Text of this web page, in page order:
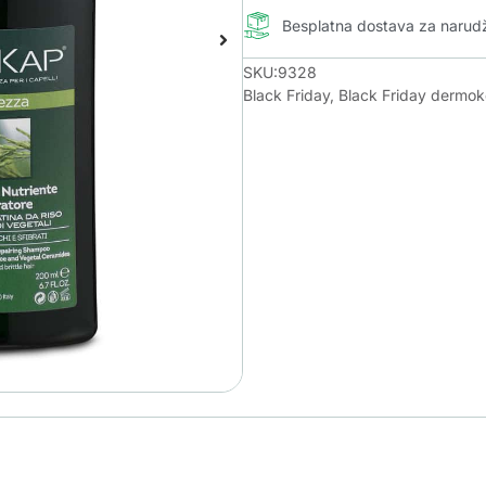
Besplatna dostava za
SKU:9328
Black Friday, Black Friday